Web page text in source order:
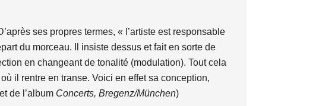
ses propres termes, « l’artiste est responsable
du morceau. Il insiste dessus et fait en sorte de
en changeant de tonalité (modulation). Tout cela
il rentre en transe. Voici en effet sa conception,
de l’album Concerts, Bregenz/München)